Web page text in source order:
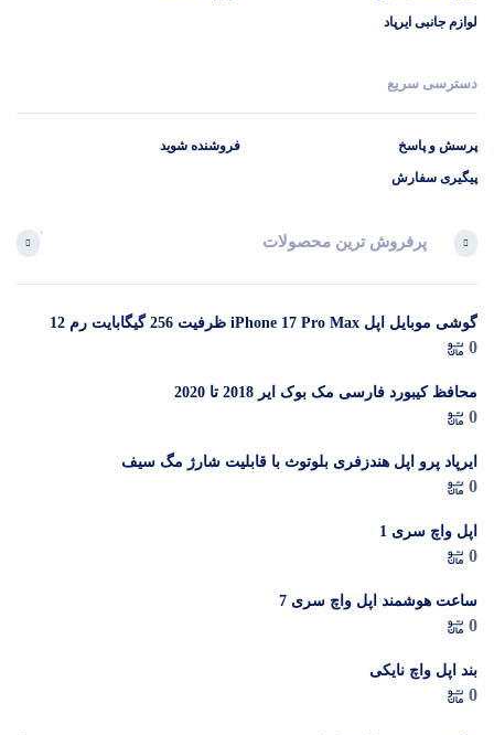
لوازم جانبی ایرپاد
دسترسی سریع
پرسش و پاسخ
پیگیری سفارش
فروشنده شوید
پرفروش ترین محصولات
گوشی موبایل اپل iPhone 17 Pro Max ظرفیت 256 گیگابایت رم 12
گیگابایت (ZAA) – Not Active رجیستر شده
0
محافظ کیبورد فارسی مک بوک ایر 2018 تا 2020
0
ایرپاد پرو اپل هندزفری بلوتوث با قابلیت شارژ مگ سیف
0
اپل واچ سری 1
0
ساعت هوشمند اپل واچ سری 7
0
بند اپل واچ نایکی
0